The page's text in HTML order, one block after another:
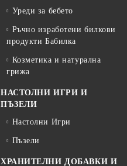
Уреди за бебето
Ръчно изработени билкови
продукти Бабилка
Козметика и натурална
грижа
НАСТОЛНИ ИГРИ И
ПЪЗЕЛИ
Настолни Игри
Пъзели
ХРАНИТЕЛНИ ДОБАВКИ И